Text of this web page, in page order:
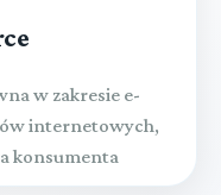
w zakresie e-
internetowych,
konsumenta